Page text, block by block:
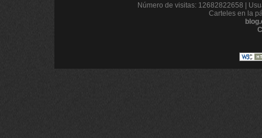
Número de visitas: 12682822658 |
Carteles en la